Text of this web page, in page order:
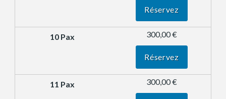
Réservez
300,00 €
Réservez
300,00 €